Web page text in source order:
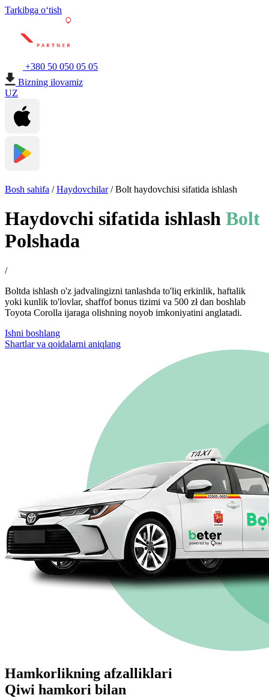
Tarkibga oʻtish
+380 50 050 05 05
Bizning ilovamiz
UZ
Bosh sahifa /Haydovchilar/Bolt haydovchisi sifatida ishlash
Haydovchi sifatida ishlash Bolt
Polshada
/
Boltda ishlash o'z jadvalingizni tanlashda to'liq erkinlik, haftalik
yoki kunlik to'lovlar, shaffof bonus tizimi va 500 zł dan boshlab
Toyota Corolla ijaraga olishning noyob imkoniyatini anglatadi.
Ishni boshlang
Shartlar va qoidalarni aniqlang
Hamkorlikning afzalliklari
Qiwi hamkori bilan